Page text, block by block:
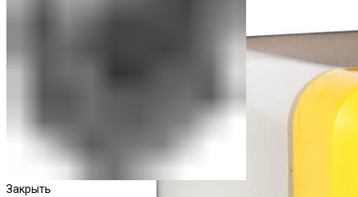
Закрыть